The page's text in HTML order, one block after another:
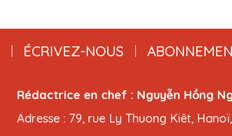
ÉCRIVEZ-NOUS
Rédactrice en chef : Nguyễn Hồng
Adresse : 79, rue Ly Thuong Kiêt,